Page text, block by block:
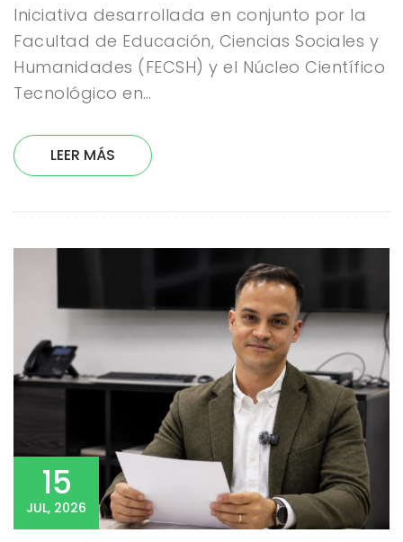
Iniciativa desarrollada en conjunto por la
Facultad de Educación, Ciencias Sociales y
Humanidades (FECSH) y el Núcleo Científico
Tecnológico en…
LEER MÁS
15
JUL, 2026